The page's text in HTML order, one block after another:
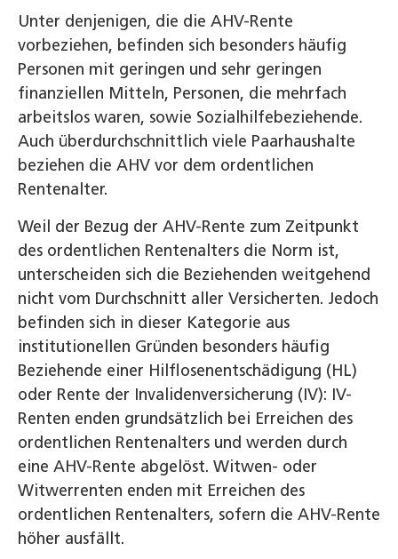
Unter denjenigen, die die AHV-Rente
vorbeziehen, befinden sich besonders häufig
Personen mit geringen und sehr geringen
finanziellen Mitteln, Personen, die mehrfach
arbeitslos waren, sowie Sozialhilfebeziehende.
Auch überdurchschnittlich viele Paarhaushalte
beziehen die AHV vor dem ordentlichen
Rentenalter.
Weil der Bezug der AHV-Rente zum Zeitpunkt
des ordentlichen Rentenalters die Norm ist,
unterscheiden sich die Beziehenden weitgehend
nicht vom Durchschnitt aller Versicherten. Jedoch
befinden sich in dieser Kategorie aus
institutionellen Gründen besonders häufig
Beziehende einer Hilflosenentschädigung (HL)
oder Rente der Invalidenversicherung (IV): IV-
Renten enden grundsätzlich bei Erreichen des
ordentlichen Rentenalters und werden durch
eine AHV-Rente abgelöst. Witwen- oder
Witwerrenten enden mit Erreichen des
ordentlichen Rentenalters, sofern die AHV-Rente
höher ausfällt.